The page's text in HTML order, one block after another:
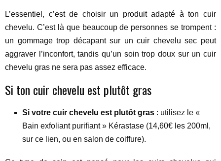
L’essentiel, c’est de choisir un produit adapté à ton cuir
chevelu. C’est là que beaucoup de personnes se trompent :
un gommage trop décapant sur un cuir chevelu sec peut
aggraver l’inconfort, tandis qu’un soin trop doux sur un cuir
chevelu gras ne sera pas assez efficace.
Si ton cuir chevelu est plutôt gras
Si votre cuir chevelu est plutôt gras : utilisez le «
Bain exfoliant purifiant » Kérastase (14,60€ les 200ml,
sur ce lien, ou en salon de coiffure).